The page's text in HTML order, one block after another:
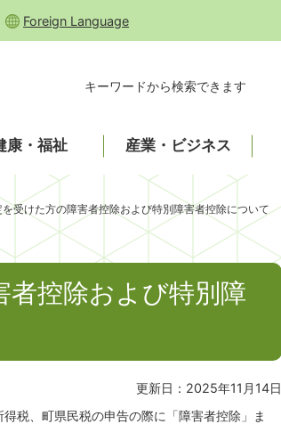
Foreign Language
キーワードから検索できます
康・福祉 産業・ビジネス
受けた方の障害者控除および特別障害者控除について
控除および特別障
更新日：2025年11月14日
税、町県民税の申告の際に「障害者控除」ま